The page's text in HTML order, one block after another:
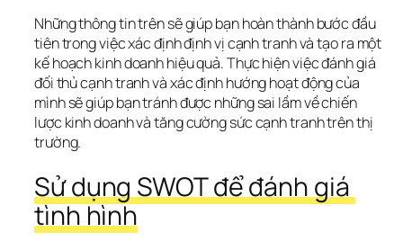
Những thông tin trên sẽ giúp bạn hoàn thành bước đầu
tiên trong việc xác định định vị cạnh tranh và tạo ra một
kế hoạch kinh doanh hiệu quả. Thực hiện việc đánh giá
đối thủ cạnh tranh và xác định hướng hoạt động của
mình sẽ giúp bạn tránh được những sai lầm về chiến
lược kinh doanh và tăng cường sức cạnh tranh trên thị
trường.
Sử dụng SWOT để đánh giá
tình hình